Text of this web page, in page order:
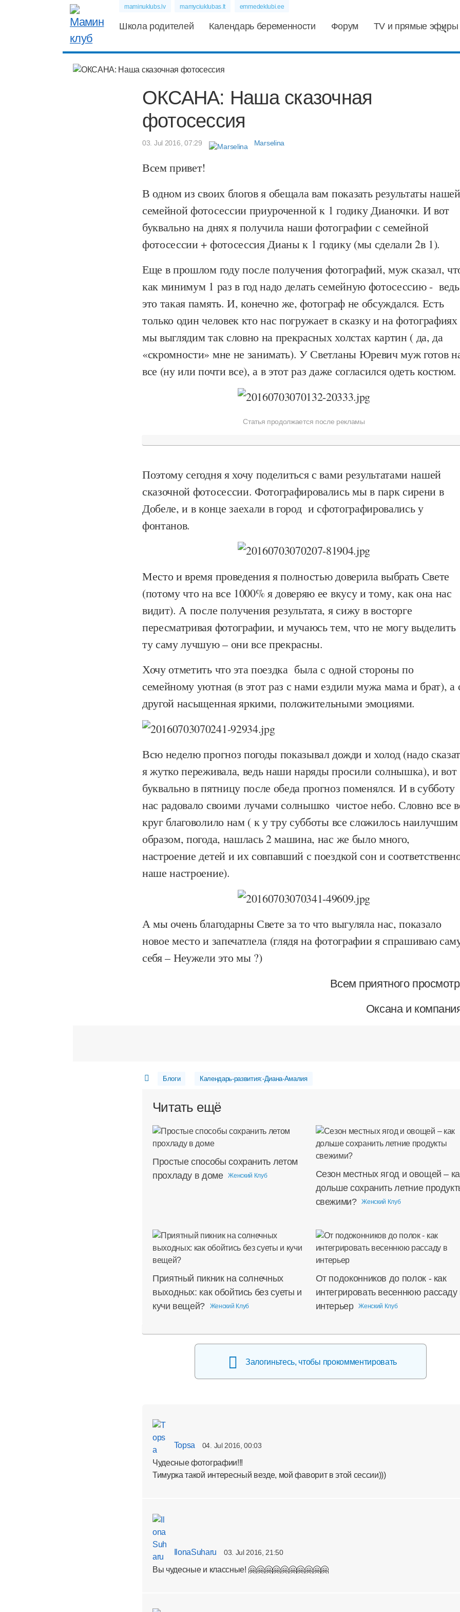
maminuklubs.lv mamyciuklubas.lt emmedeklubi.ee
Школа родителей Календарь беременности Форум TV и прямые эфиры
ОКСАНА: Наша сказочная
фотосессия
03. Jul 2016, 07:29 Marselina
Всем привет!
В одном из своих блогов я обещала вам показать результаты нашей
семейной фотосессии приуроченной к 1 годику Дианочки. И вот
буквально на днях я получила наши фотографии с семейной
фотосессии + фотосессия Дианы к 1 годику (мы сделали 2в 1).
Еще в прошлом году после получения фотографий, муж сказал,
как минимум 1 раз в год надо делать семейную фотосессию - ведь
это такая память. И, конечно же, фотограф не обсуждался. Есть
только один человек кто нас погружает в сказку и на фотографиях
мы выглядим так словно на прекрасных холстах картин ( да, да
«скромности» мне не занимать). У Светланы Юревич муж готов
все (ну или почти все), а в этот раз даже согласился одеть костюм.
Статья продолжается после рекламы
Поэтому сегодня я хочу поделиться с вами результатами нашей
сказочной фотосессии. Фотографировались мы в парк сирени в
Добеле, и в конце заехали в город и сфотографировались у
фонтанов.
Место и время проведения я полностью доверила выбрать Свете
(потому что на все 1000% я доверяю ее вкусу и тому, как она нас
видит). А после получения результата, я сижу в восторге
пересматривая фотографии, и мучаюсь тем, что не могу выделить
ту саму лучшую – они все прекрасны.
Хочу отметить что эта поездка была с одной стороны по
семейному уютная (в этот раз с нами ездили мужа мама и брат), а
другой насыщенная яркими, положительными эмоциями.
Всю неделю прогноз погоды показывал дожди и холод (надо
я жутко переживала, ведь наши наряды просили солнышка), и вот
буквально в пятницу после обеда прогноз поменялся. И в субботу
нас радовало своими лучами солнышко чистое небо. Словно все
круг благоволило нам ( к у тру субботы все сложилось наилучшим
образом, погода, нашлась 2 машина, нас же было много,
настроение детей и их совпавший с поездкой сон и
наше настроение).
А мы очень благодарны Свете за то что выгуляла нас, показало
новое место и запечатлела (глядя на фотографии я спрашиваю
себя – Неужели это мы ?)
Всем приятного
Оксана и
Блоги Календарь-развития:-Диана-Амалия
Читать ещё
Простые способы сохранить летом
прохладу в доме
Женский Клуб
Сезон местных ягод и овощей –
дольше сохранить летние
свежими?
Женский Клуб
Приятный пикник на солнечных
выходных: как обойтись без суеты и
кучи вещей?
Женский Клуб
От подоконников до полок - как
интегрировать весеннюю рассаду
интерьер
Женский Клуб
Залогиньтесь, чтобы прокомментировать
Topsa 04. Jul 2016, 00:03
Чудесные фотографии!!!
Тимурка такой интересный везде, мой фаворит в этой сессии)))
IlonaSuharu 03. Jul 2016, 21:50
Вы чудесные и классные! 🤗🤗🤗🤗🤗🤗🤗🤗🤗🤗